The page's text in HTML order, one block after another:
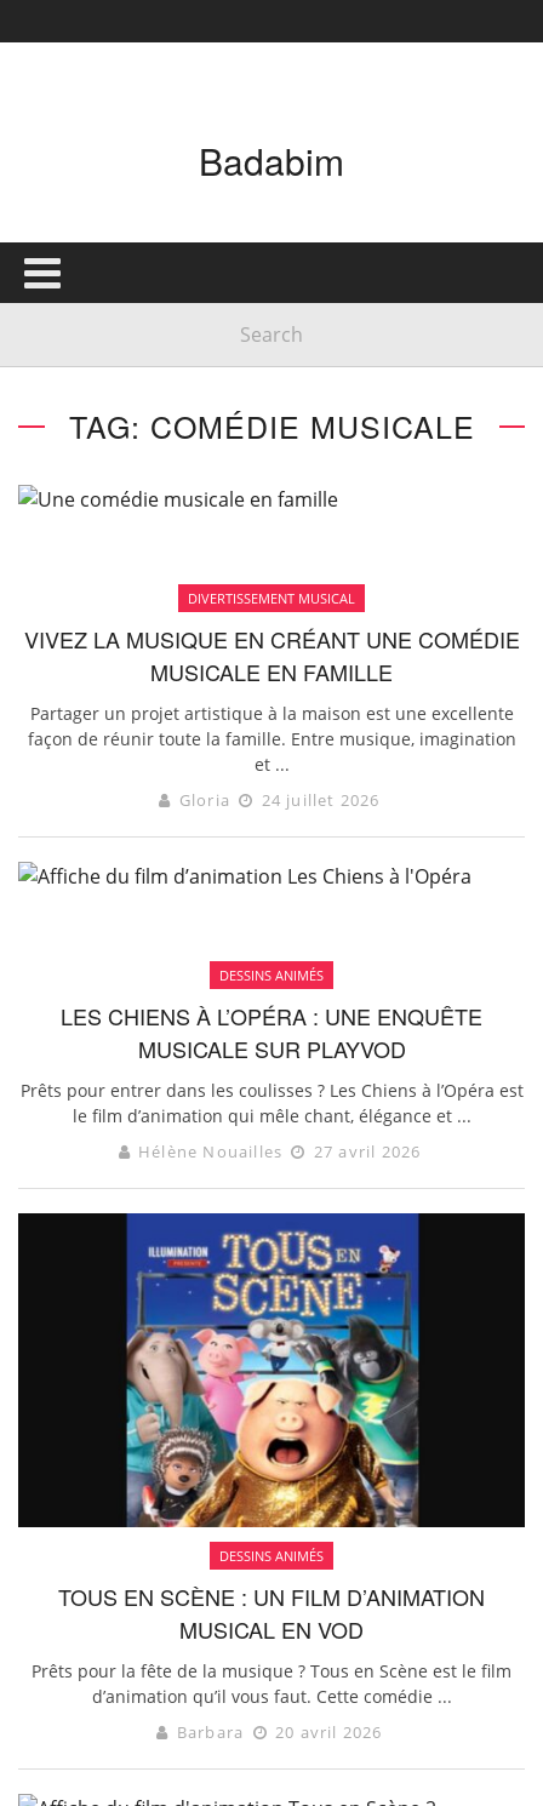
Badabim
TAG: COMÉDIE MUSICALE
DIVERTISSEMENT MUSICAL
VIVEZ LA MUSIQUE EN CRÉANT UNE COMÉDIE
MUSICALE EN FAMILLE
Partager un projet artistique à la maison est une excellente
façon de réunir toute la famille. Entre musique, imagination
et ...
Gloria 24 juillet 2026
DESSINS ANIMÉS
LES CHIENS À L’OPÉRA : UNE ENQUÊTE
MUSICALE SUR PLAYVOD
Prêts pour entrer dans les coulisses ? Les Chiens à l’Opéra est
le film d’animation qui mêle chant, élégance et ...
Hélène Nouailles 27 avril 2026
DESSINS ANIMÉS
TOUS EN SCÈNE : UN FILM D’ANIMATION
MUSICAL EN VOD
Prêts pour la fête de la musique ? Tous en Scène est le film
d’animation qu’il vous faut. Cette comédie ...
Barbara 20 avril 2026